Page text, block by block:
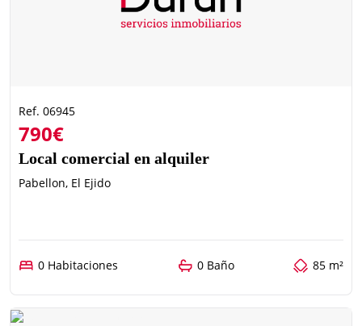
Ref. 06945
790€
Local comercial en alquiler
Pabellon, El Ejido
0 Habitaciones 0 Baño 85 m²